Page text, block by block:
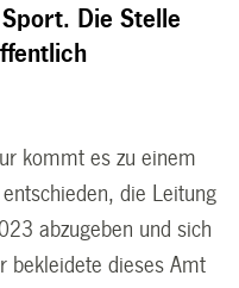
Die Stelle
kommt es zu einem
die Leitung
abzugeben und sich
bekleidete dieses Amt